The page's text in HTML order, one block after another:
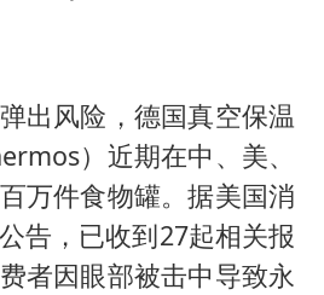
将每月供乌爱国者拦截导弹
国足U17与阿森纳决赛取消 并列冠军
暑期研学游升温 在旅途中增长知识
咪过火把节被抹成黑猫
出风险，德国真空保温
）近期在中、美、
万件食物罐。据美国消
告，已收到27起相关报
者因眼部被击中导致永